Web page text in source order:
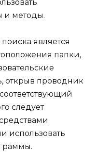
и методы.
является
папки,
открыв проводник
следует
использовать